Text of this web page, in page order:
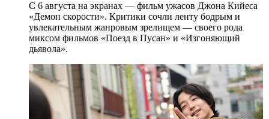
С 6 августа на экранах — фильм ужасов Джона Кийеса
«Демон скорости». Критики сочли ленту бодрым и
увлекательным жанровым зрелищeм — своего рода
миксом фильмов «Поезд в Пусан» и «Изгоняющий
дьявола».